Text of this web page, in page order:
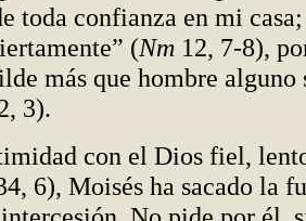
toda confianza en mi
(Nm 12, 7-8),
más que hombre alguno
3).
con el Dios fiel,
6), Moisés ha sacado la